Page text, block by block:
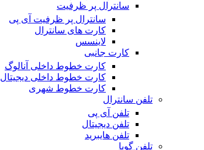
سانترال پر ظرفیت
سانترال پر ظرفیت آی پی
کارت های سانترال
لاینسس
کارت جانبی
کارت خطوط داخلی آنالوگ
کارت خطوط داخلی دیجیتال
کارت خطوط شهری
تلفن سانترال
تلفن آی پی
تلفن دیجیتال
تلفن هایبرید
تلفن گویا